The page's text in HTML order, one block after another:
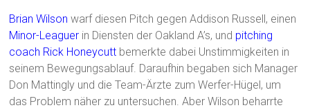
Brian Wilson warf diesen Pitch gegen Addison Russell, einen
Minor-Leaguer in Diensten der Oakland A’s, und pitching
coach Rick Honeycutt bemerkte dabei Unstimmigkeiten in
seinem Bewegungsablauf. Daraufhin begaben sich Manager
Don Mattingly und die Team-Ärzte zum Werfer-Hügel, um
das Problem näher zu untersuchen. Aber Wilson beharrte